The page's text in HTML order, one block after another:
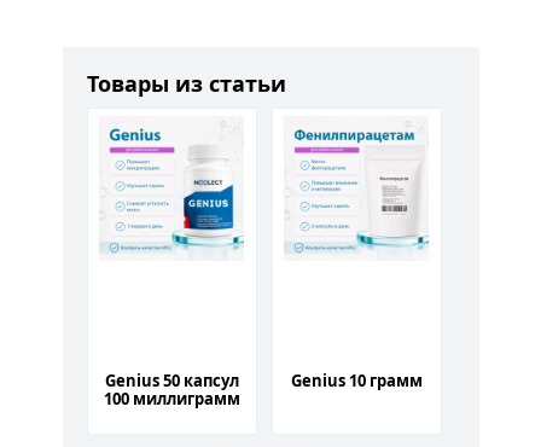
Товары из статьи
Genius 50 капсул
100 миллиграмм
Genius 10 грамм